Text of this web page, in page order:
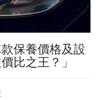
保養價格及設
比之王？」